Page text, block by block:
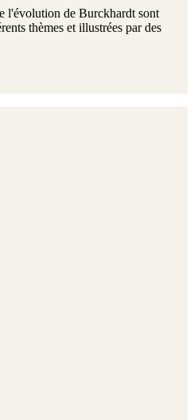
l'évolution de Burckhardt sont
thèmes et illustrées par des